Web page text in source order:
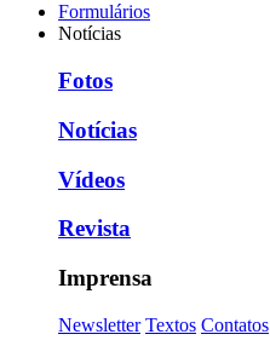
Formulários
Notícias
Fotos
Notícias
Vídeos
Revista
Imprensa
Newsletter Textos Contatos